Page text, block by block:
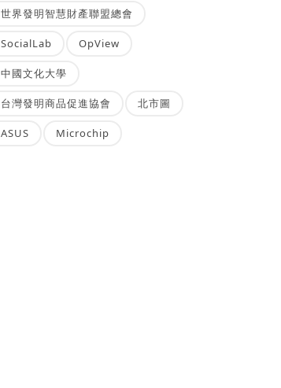
世界發明智慧財產聯盟總會
SocialLab OpView
中國文化大學
台灣發明商品促進協會 北市圖
ASUS Microchip